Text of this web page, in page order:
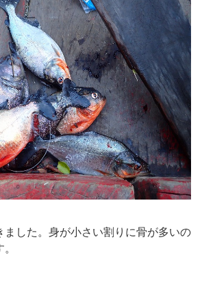
ました。身が小さい割りに骨が多いの